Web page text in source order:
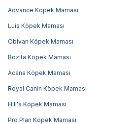
Advance Köpek Maması
Luis Köpek Maması
Obivan Köpek Maması
Bozita Köpek Maması
Acana Köpek Maması
Royal Canin Köpek Maması
Hill's Köpek Maması
Pro Plan Köpek Maması